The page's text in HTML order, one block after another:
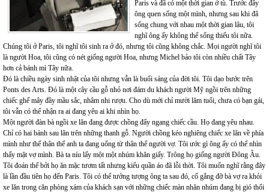
Paris và đã có một thời gian ở tù. Trước đây
ông quen sống một mình, nhưng sau khi đã
sống chung với nhau một thời gian lâu, tôi
nghĩ ông ấy không thể sống thiếu tôi nữa.
Chúng tôi ở Paris, tôi nghĩ tôi sinh ra ở đó, nhưng tôi cũng không chắc. Mọi người nghĩ tôi
là người Hoa, tôi cũng có nét giống người Hoa, nhưng Michel bảo tôi còn nhiều chất Tây
hơn cả bánh mì Tây nữa.
Đó là chiều ngày sinh nhật của tôi nhưng vẫn là buổi sáng của đời tôi. Tôi dạo bước trên
Ponts des Arts. Đó là một cây cầu gỗ nhỏ nơi đám du khách người Mỹ ngồi trên những
chiếc ghế mây đầy mầu sắc, nhâm nhi rượu. Cho dù mới chỉ mười lăm tuổi, chưa có bạn gái,
tôi vẫn có thể nhận ra ai đang yêu ai khi nhìn họ.
Một người đàn bà ngồi xe lăn đang được chồng đẩy ngang chiếc cầu. Họ đang yêu nhau.
Chỉ có hai bánh sau lăn trên những thanh gỗ. Người chồng kéo nghiêng chiếc xe lăn về phía
mình như thể thân thể anh ta đang uống từ thân thể người vợ. Tôi ước gì ông ấy có thể nhìn
thấy mặt vợ mình. Bà ta níu lấy một một nhúm khăn giấy. Trông họ giống người Đông Âu.
Tôi đoán thế bởi họ ăn mặc tươm tất nhưng kiểu quần áo đã lỗi thời. Tôi muốn nghĩ rằng đây
là lần đầu tiên họ đến Paris. Tôi có thể tưởng tượng ông ta sau đó, cố gắng đỡ bà vợ ra khỏi
xe lăn trong căn phòng xám của khách sạn với những chiếc màn nhăn nhúm đang bị gió thổi